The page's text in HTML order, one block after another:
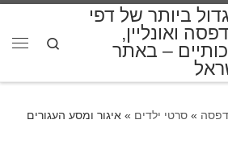
ביותר של דפי
ואונליין,
– באתר
Search
» סרטי ילדים » איגור ומסע העגורים